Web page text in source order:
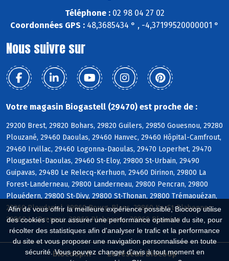
Afin de vous offrir la meilleure expérience possible, Biocoop utilise
des cookies : pour assurer une performance optimale du site, pour
récolter des statistiques afin d'analyser le trafic et la performance
du site et vous proposer une navigation personnalisée en toute
sécurité. Vous pouvez changer d'avis à tout moment en
Téléphone :02 98 04 27 02
Coordonnées GPS : 48,3685434 ° , -4,37199520000001 °
Nous suivre sur
Votre magasin Biogastell (29470) est proche de :
29200 Brest, 29820 Bohars, 29820 Guilers, 29850 Gouesnou, 29280
Plouzané, 29460 Daoulas, 29460 Hanvec, 29460 Hôpital-Camfrout,
29460 Irvillac, 29460 Logonna-Daoulas, 29470 Loperhet, 29470
Plougastel-Daoulas, 29460 St-Eloy, 29800 St-Urbain, 29490
Guipavas, 29480 Le Relecq-Kerhuon, 29460 Dirinon, 29800 La
Forest-Landerneau, 29800 Landerneau, 29800 Pencran, 29800
Plouédern, 29800 St-Divy, 29800 St-Thonan, 29800 Trémaouézan,
29260 Ploudaniel, 29860 Bourg-Blanc, 29860 KerSt-Plabennec,
29860 Le Drennec, 29860 Plabennec, 29860 Plouvien
Biocoop.fr Le réseau Biocoop